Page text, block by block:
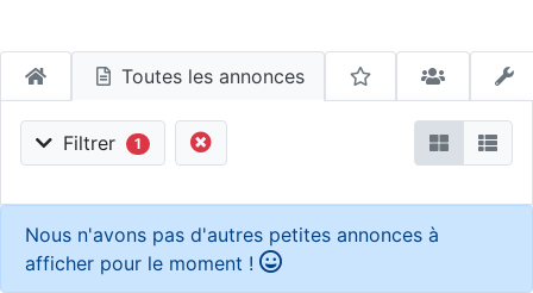
Toutes les annonces
Filtrer 1
Nous n'avons pas d'autres petites annonces à
afficher pour le moment !